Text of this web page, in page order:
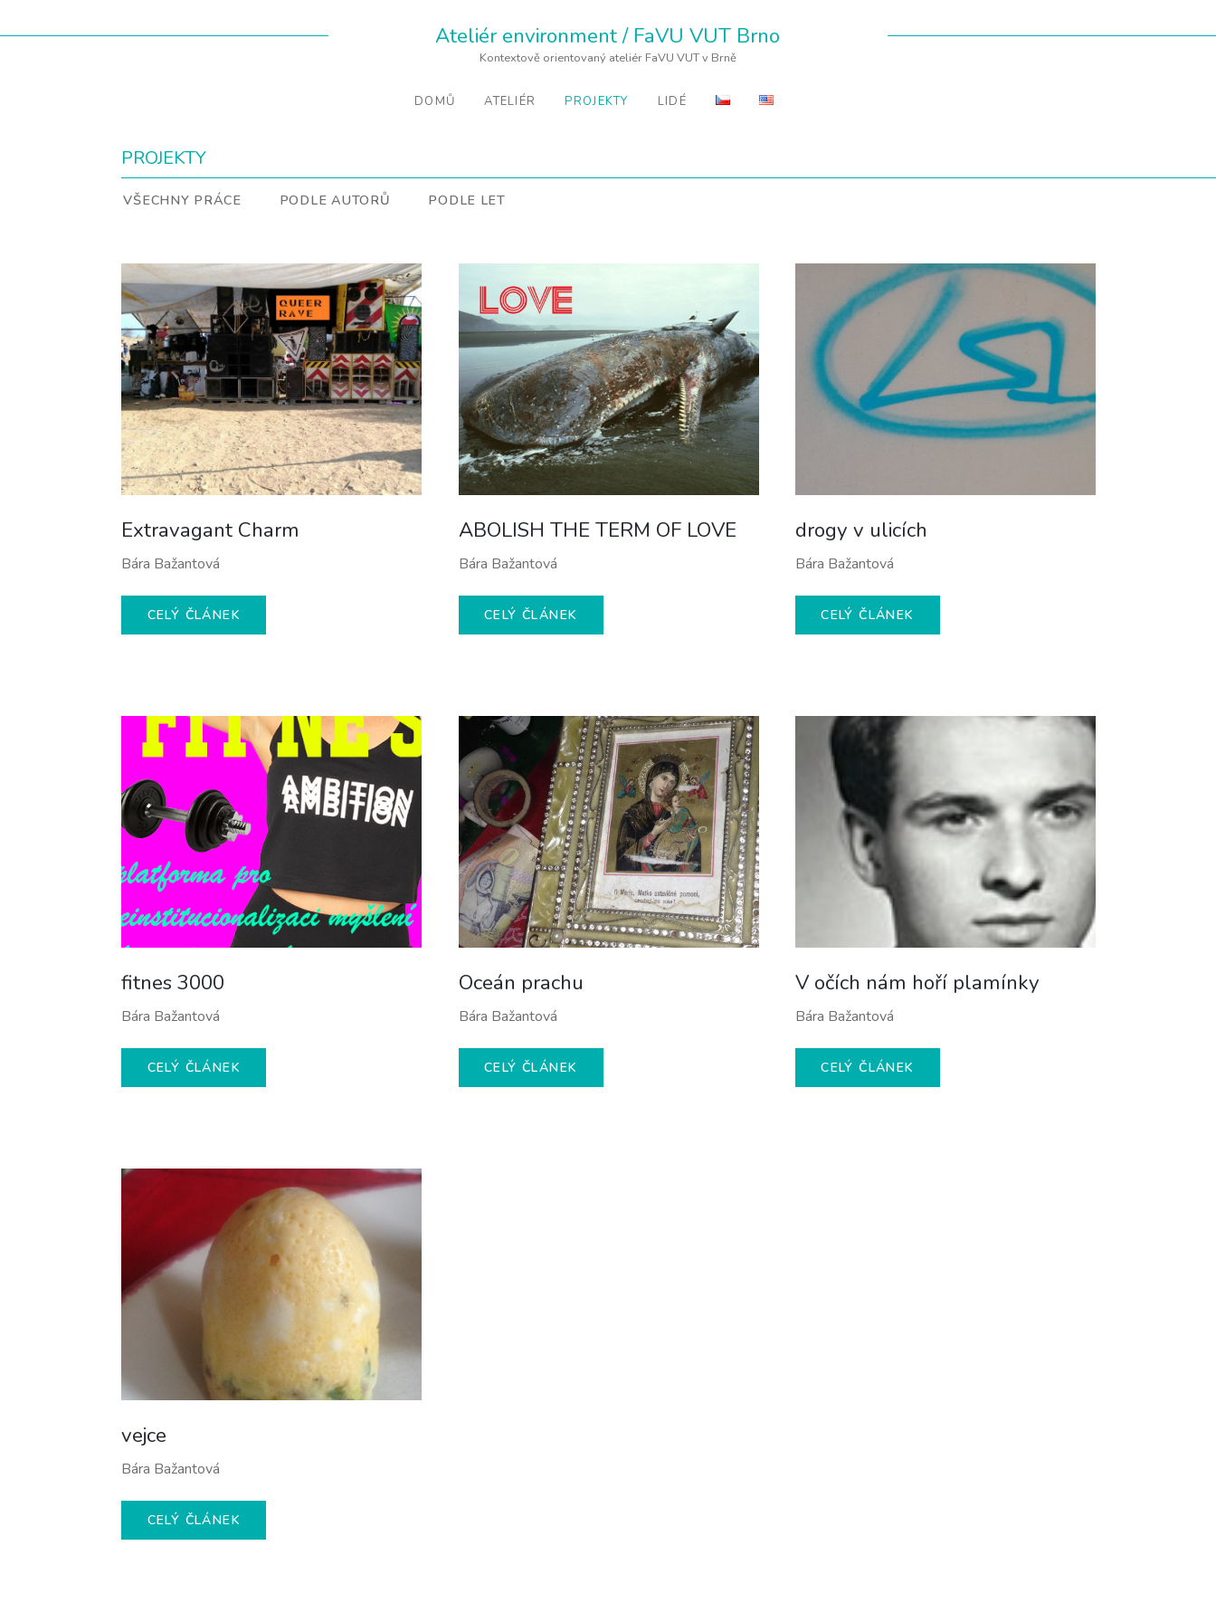
Ateliér environment / FaVU VUT Brno
Kontextově orientovaný ateliér FaVU VUT v Brně
DOMŮ ATELIÉR PROJEKTY LIDÉ
PROJEKTY
VŠECHNY PRÁCE PODLE AUTORŮ PODLE LET
Extravagant Charm
Bára Bažantová
CELÝ ČLÁNEK
ABOLISH THE TERM OF LOVE
Bára Bažantová
CELÝ ČLÁNEK
drogy v ulicích
Bára Bažantová
CELÝ ČLÁNEK
fitnes 3000
Bára Bažantová
CELÝ ČLÁNEK
Oceán prachu
Bára Bažantová
CELÝ ČLÁNEK
V očích nám hoří plamínky
Bára Bažantová
CELÝ ČLÁNEK
vejce
Bára Bažantová
CELÝ ČLÁNEK